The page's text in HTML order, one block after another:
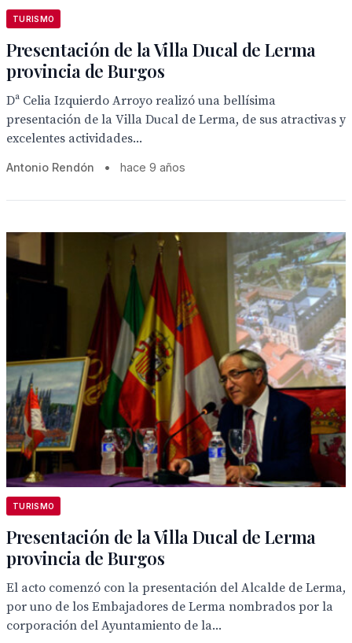
TURISMO
Presentación de la Villa Ducal de Lerma
provincia de Burgos
Dª Celia Izquierdo Arroyo realizó una bellísima
presentación de la Villa Ducal de Lerma, de sus atractivas y
excelentes actividades...
Antonio Rendón • hace 9 años
TURISMO
Presentación de la Villa Ducal de Lerma
provincia de Burgos
El acto comenzó con la presentación del Alcalde de Lerma,
por uno de los Embajadores de Lerma nombrados por la
corporación del Ayuntamiento de la...